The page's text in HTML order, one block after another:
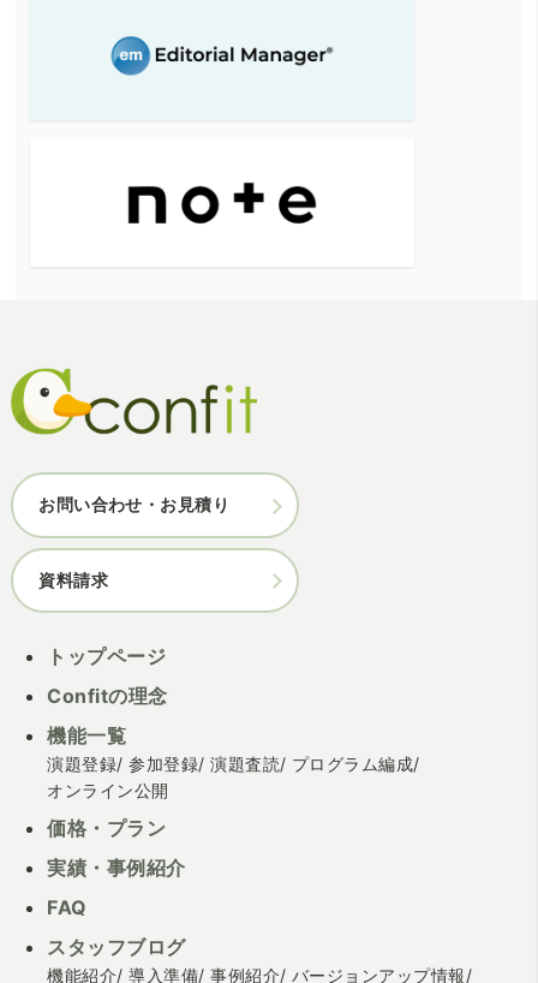
お問い合わせ・お見積り
資料請求
トップページ
Confitの理念
機能一覧
演題登録 参加登録 演題査読
プログラム編成
オンライン公開
価格・プラン
実績・事例紹介
FAQ
スタッフブログ
機能紹介 導入準備 事例紹介 バージョンアップ情報